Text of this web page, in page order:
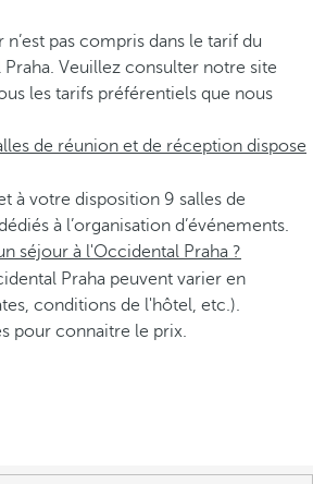
pas compris dans le tarif du
Praha. Veuillez consulter notre site
les tarifs préférentiels que nous
de réunion et de réception dispose
à votre disposition 9 salles de
à l’organisation d’événements.
séjour à l'Occidental Praha ?
Praha peuvent varier en
conditions de l'hôtel, etc.).
pour connaitre le prix.